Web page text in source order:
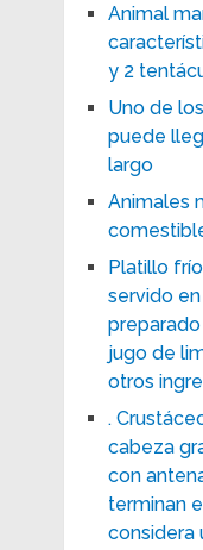
Animal
y 2
Uno de
puede
largo
Animales
Platillo
servido
jugo de
otros
.
cabeza
con
terminan
considera